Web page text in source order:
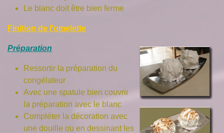
Le blanc doit être bien ferme
Finition de l'omelette
Préparation
Ressortir la préparation du
congélateur
Avec une spatule bien couvrir
la préparation avec le blanc
Compléter la décoration avec
une douille ou en dessinant les